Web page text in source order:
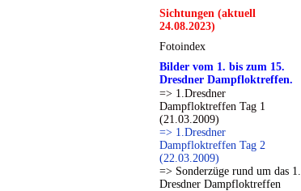
Sichtungen (aktuell
24.08.2023)
Fotoindex
Bilder vom 1. bis zum 15.
Dresdner Dampfloktreffen.
=> 1.Dresdner
Dampfloktreffen Tag 1
(21.03.2009)
=> 1.Dresdner
Dampfloktreffen Tag 2
(22.03.2009)
=> Sonderzüge rund um das 1.
Dresdner Dampfloktreffen